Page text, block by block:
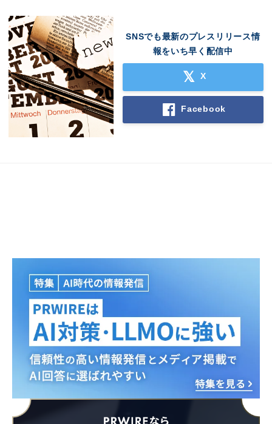
SNSでも最新のプレスリリース情
報をいち早く配信中
X
Facebook